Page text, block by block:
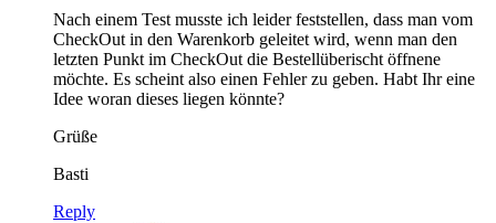
Nach einem Test musste ich leider feststellen, dass man vom
CheckOut in den Warenkorb geleitet wird, wenn man den
letzten Punkt im CheckOut die Bestellüberischt öffnene
möchte. Es scheint also einen Fehler zu geben. Habt Ihr eine
Idee woran dieses liegen könnte?
Grüße
Basti
Reply